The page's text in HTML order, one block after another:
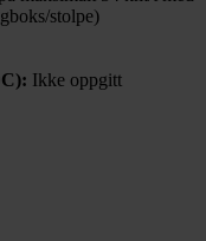
stolpe)
Ikke oppgitt